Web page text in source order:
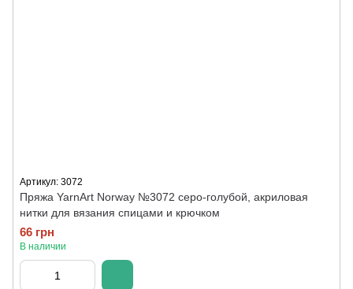
Артикул: 3072
Пряжа YarnArt Norway №3072 серо-голубой, акриловая
нитки для вязания спицами и крючком
66 грн
В наличии